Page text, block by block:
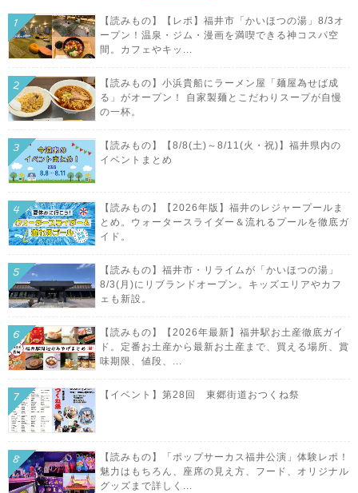
【読みもの】【レポ】福井市「かいほつの湯」8/3オ
ープン！温泉・ジム・漫画を満喫できる神コスパ空
間。カフェやキッ...
【読みもの】小浜貴船にラーメン屋「麺屋為せば成
る」がオープン！ 自家製麺とこだわりスープが自慢
の一杯。
【読みもの】【8/8(土)～8/11(火・祝)】福井県内の
イベントまとめ
【読みもの】【2026年版】福井のレジャープールま
とめ。ウォータースライダー＆流れるプールを徹底ガ
イド。
【読みもの】福井市・リライムが「かいほつの湯」
8/3(月)にリブランドオープン。キッズエリアやカフ
ェも新設。
【読みもの】【2026年最新】福井駅お土産徹底ガイ
ド。定番お土産から最新お土産まで、買える場所、賞
味期限、値段、...
【イベント】第28回 東郷街道おつくね祭
【読みもの】「ポップサーカス福井公演」体験レポ！
魅力はもちろん、座席の見え方、フード、オリジナル
グッズまで詳しく...